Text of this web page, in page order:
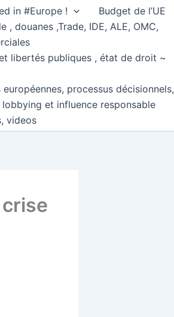
in #Europe !
Budget de l’UE
, douanes ,Trade, IDE, ALE, OMC,
libertés publiques , état de droit ~
processus décisionnels,
et influence responsable
videos